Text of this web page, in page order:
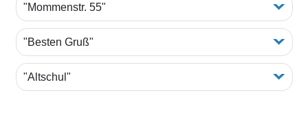
"Mommenstr. 55"
"Besten Gruß"
"Altschul"